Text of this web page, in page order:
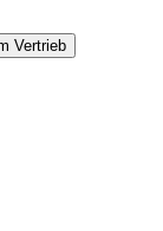
Vertrieb